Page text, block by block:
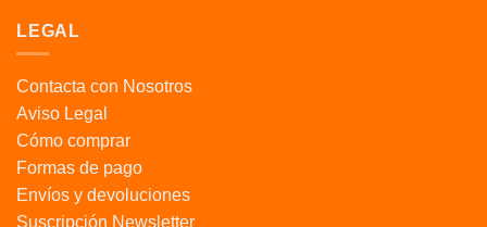
LEGAL
Contacta con Nosotros
Aviso Legal
Cómo comprar
Formas de pago
Envíos y devoluciones
Suscripción Newsletter